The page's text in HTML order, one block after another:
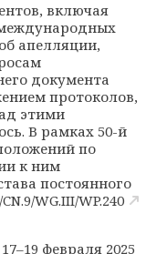
включая
апелляции,
документа
протоколов,
этими
В рамках 50-й
по
к ним
постоянного
WG.III/WP.240
февраля 2025